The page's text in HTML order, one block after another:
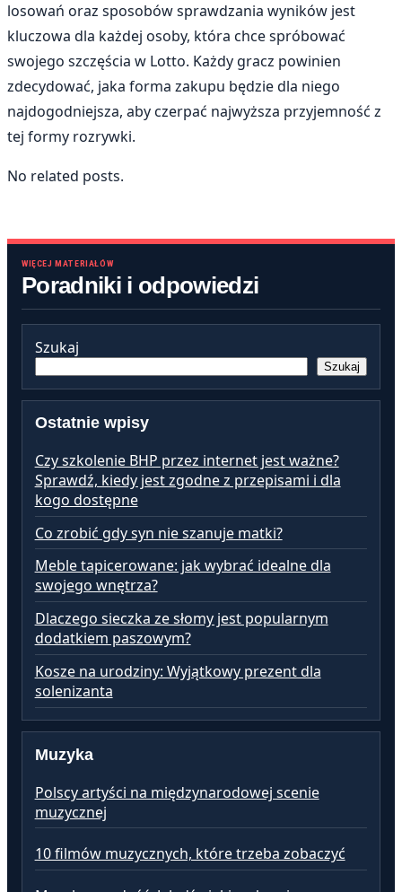
WIĘCEJ MATERIAŁÓW
Poradniki i odpowiedzi
Szukaj
Szukaj
Ostatnie wpisy
Czy szkolenie BHP przez internet jest ważne?
Sprawdź, kiedy jest zgodne z przepisami i dla
kogo dostępne
Co zrobić gdy syn nie szanuje matki?
Meble tapicerowane: jak wybrać idealne dla
swojego wnętrza?
Dlaczego sieczka ze słomy jest popularnym
dodatkiem paszowym?
Kosze na urodziny: Wyjątkowy prezent dla
solenizanta
Muzyka
Polscy artyści na międzynarodowej scenie
muzycznej
10 filmów muzycznych, które trzeba zobaczyć
losowań oraz sposobów sprawdzania wyników jest
kluczowa dla każdej osoby, która chce spróbować
swojego szczęścia w Lotto. Każdy gracz powinien
zdecydować, jaka forma zakupu będzie dla niego
najdogodniejsza, aby czerpać najwyższa przyjemność z
tej formy rozrywki.
No related posts.